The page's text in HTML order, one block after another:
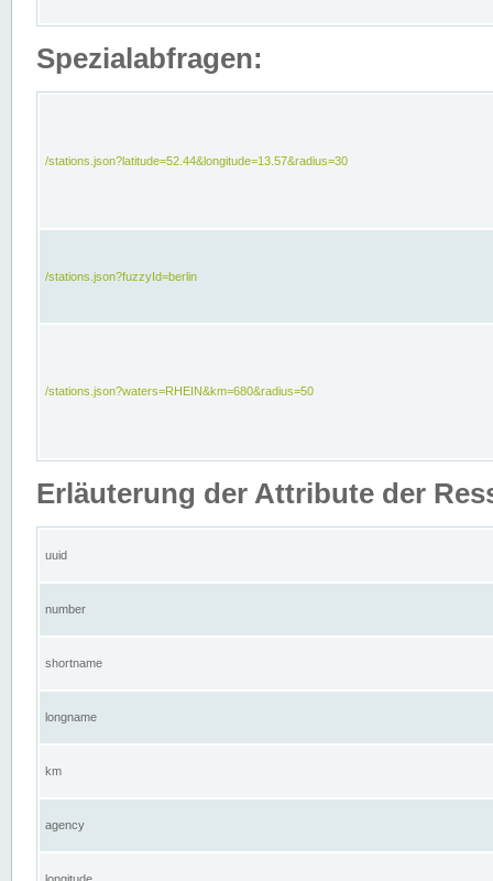
Spezialabfragen:
/stations.json?latitude=52.44&longitude=13.57&radius=30
/stations.json?fuzzyId=berlin
/stations.json?waters=RHEIN&km=680&radius=50
Erläuterung der Attribute der
uuid
number
shortname
longname
km
agency